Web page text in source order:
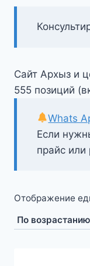
Сайт Архыз и
555 позиций
Если
прайс или
Whats
Отображение